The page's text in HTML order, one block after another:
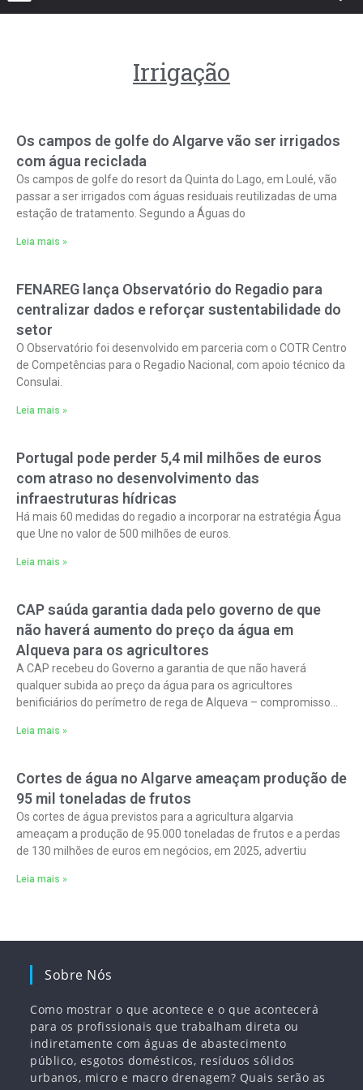
Irrigação
Os campos de golfe do Algarve vão ser irrigados
com água reciclada
Os campos de golfe do resort da Quinta do Lago, em Loulé, vão
passar a ser irrigados com águas residuais reutilizadas de uma
estação de tratamento. Segundo a Águas do
Leia mais »
FENAREG lança Observatório do Regadio para
centralizar dados e reforçar sustentabilidade do
setor
O Observatório foi desenvolvido em parceria com o COTR Centro
de Competências para o Regadio Nacional, com apoio técnico da
Consulai.
Leia mais »
Portugal pode perder 5,4 mil milhões de euros
com atraso no desenvolvimento das
infraestruturas hídricas
Há mais 60 medidas do regadio a incorporar na estratégia Água
que Une no valor de 500 milhões de euros.
Leia mais »
CAP saúda garantia dada pelo governo de que
não haverá aumento do preço da água em
Alqueva para os agricultores
A CAP recebeu do Governo a garantia de que não haverá
qualquer subida ao preço da água para os agricultores
benificiários do perímetro de rega de Alqueva – compromisso
Leia mais »
Cortes de água no Algarve ameaçam produção de
95 mil toneladas de frutos
Os cortes de água previstos para a agricultura algarvia
ameaçam a produção de 95.000 toneladas de frutos e a perdas
de 130 milhões de euros em negócios, em 2025, advertiu
Leia mais »
Sobre Nós
Como mostrar o que acontece e o que acontecerá
para os profissionais que trabalham direta ou
indiretamente com águas de abastecimento
público, esgotos domésticos, resíduos sólidos
urbanos, micro e macro drenagem? Quais serão as